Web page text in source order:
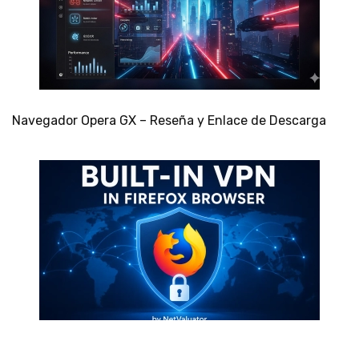
Navegador Opera GX – Reseña y Enlace de Descarga